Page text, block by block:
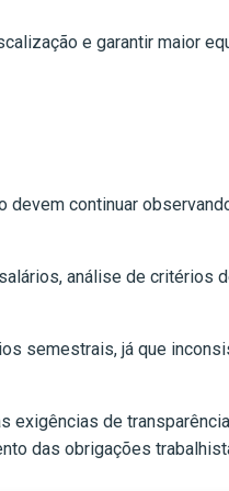
e garantir maior
continuar
análise de critérios
semestrais, já que
de
das obrigações